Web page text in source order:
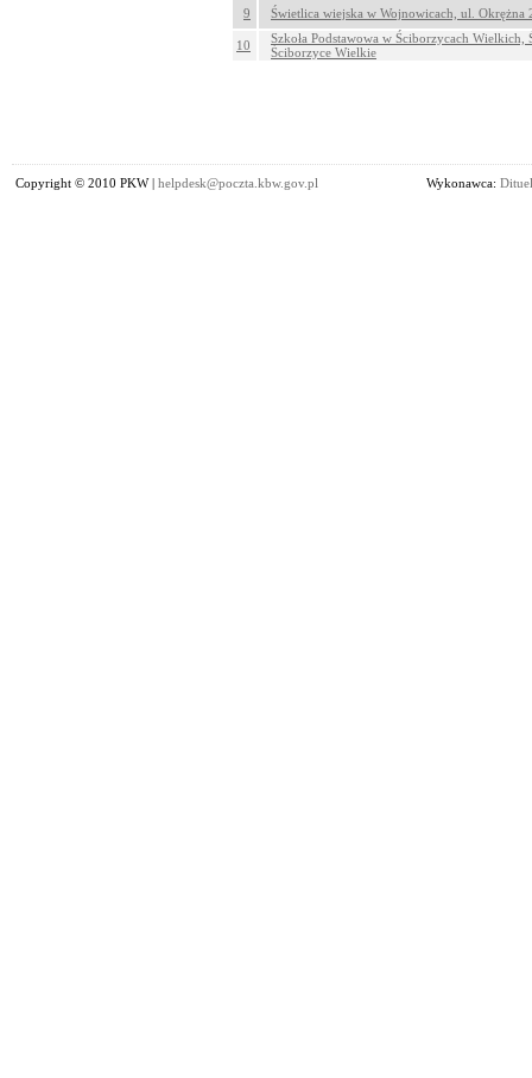
9 Świetlica wiejska w Wojnowicach, ul. Okrężna
10
Szkoła Podstawowa w Ściborzycach
Ściborzyce Wielkie
Copyright © 2010 PKW | helpdesk@poczta.kbw.gov.pl Wykonawca: